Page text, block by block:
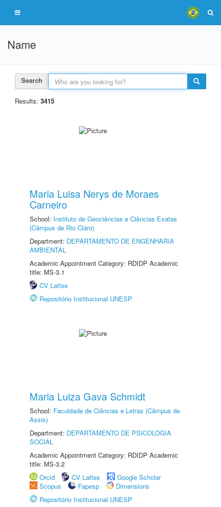
Name
Search
Results: 3415
Maria Luisa Nerys de Moraes
Carneiro
School: Instituto de Geociências e Ciências Exatas
(Câmpus de Rio Claro)
Department: DEPARTAMENTO DE ENGENHARIA
AMBIENTAL
Academic Appointment Category: RDIDP Academic
title: MS-3.1
CV Lattes
Repositório Institucional UNESP
Maria Luiza Gava Schmidt
School: Faculdade de Ciências e Letras (Câmpus de
Assis)
Department: DEPARTAMENTO DE PSICOLOGIA
SOCIAL
Academic Appointment Category: RDIDP Academic
title: MS-3.2
Orcid
CV Lattes
Google Scholar
Scopus
Fapesp
Dimensions
Repositório Institucional UNESP